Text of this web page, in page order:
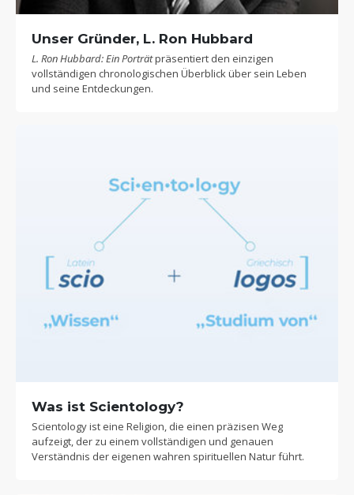
Unser Gründer, L. Ron Hubbard
L. Ron Hubbard: Ein Porträtpräsentiert den einzigen
vollständigen chronologischen Überblick über sein Leben
und seine Entdeckungen.
Was ist Scientology?
Scientology ist eine Religion, die einen präzisen Weg
aufzeigt, der zu einem vollständigen und genauen
Verständnis der eigenen wahren spirituellen Natur führt.